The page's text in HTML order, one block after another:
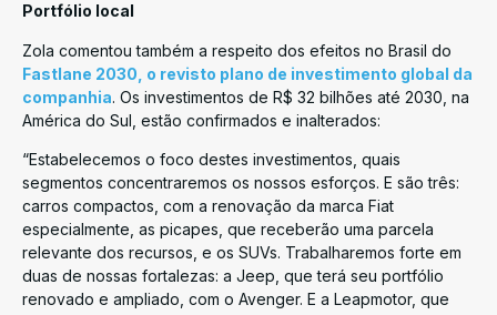
Portfólio local
Zola comentou também a respeito dos efeitos no Brasil do
Fastlane 2030, o revisto plano de investimento global da
companhia. Os investimentos de R$ 32 bilhões até 2030, na
América do Sul, estão confirmados e inalterados:
“Estabelecemos o foco destes investimentos, quais
segmentos concentraremos os nossos esforços. E são três:
carros compactos, com a renovação da marca Fiat
especialmente, as picapes, que receberão uma parcela
relevante dos recursos, e os SUVs. Trabalharemos forte em
duas de nossas fortalezas: a Jeep, que terá seu portfólio
renovado e ampliado, com o Avenger. E a Leapmotor, que